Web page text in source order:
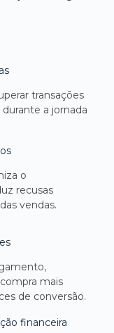
transações
a jornada
o
recusas
vendas.
mais
de conversão.
financeira